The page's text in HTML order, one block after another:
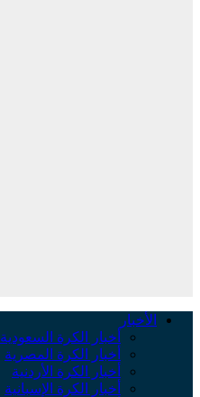
الأخبار
أخبار الكرة السعودية
أخبار الكرة المصرية
أخبار الكرة الأردنية
أخبار الكرة الإسبانية